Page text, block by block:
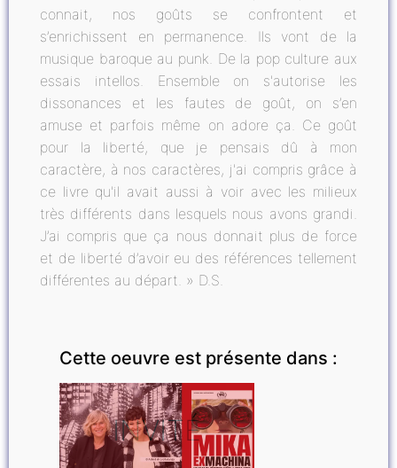
connait, nos goûts se confrontent et
s’enrichissent en permanence. Ils vont de la
musique baroque au punk. De la pop culture aux
essais intellos. Ensemble on s'autorise les
dissonances et les fautes de goût, on s’en
amuse et parfois même on adore ça. Ce goût
pour la liberté, que je pensais dû à mon
caractère, à nos caractères, j'ai compris grâce à
ce livre qu'il avait aussi à voir avec les milieux
très différents dans lesquels nous avons grandi.
J’ai compris que ça nous donnait plus de force
et de liberté d’avoir eu des références tellement
différentes au départ. » D.S.
Cette oeuvre est présente dans :
INVITÉ